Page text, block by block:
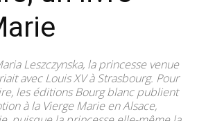
Leszczynska, la princesse venue
avec Louis XV à Strasbourg. Pour
les éditions Bourg blanc publient
à la Vierge Marie en Alsace,